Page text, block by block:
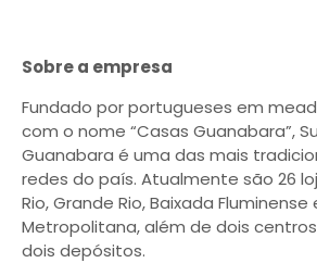
Sobre a empresa
Fundado por portugueses em
com o nome “Casas Guanabara”,
Guanabara é uma das mais
redes do país. Atualmente são 26
Rio, Grande Rio, Baixada Fluminense
Metropolitana, além de dois
dois depósitos.